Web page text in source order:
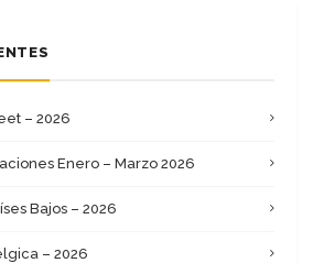
– 2026
Enero – Marzo 2026
Bajos – 2026
– 2026